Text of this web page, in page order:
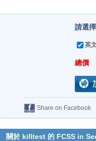
請選
英
總價
Share on Facebook
關於 killtest 的 FCSS in